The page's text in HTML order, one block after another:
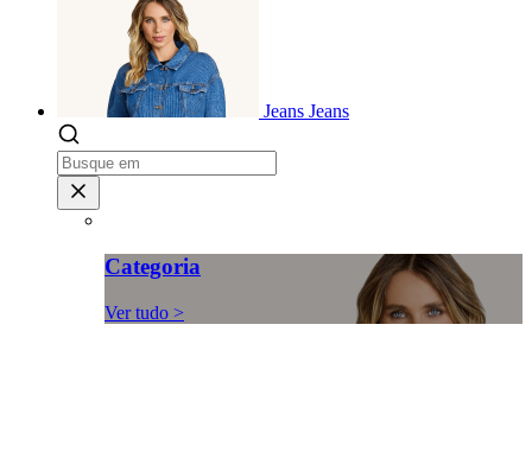
Jeans Jeans
Categoria
Ver tudo >